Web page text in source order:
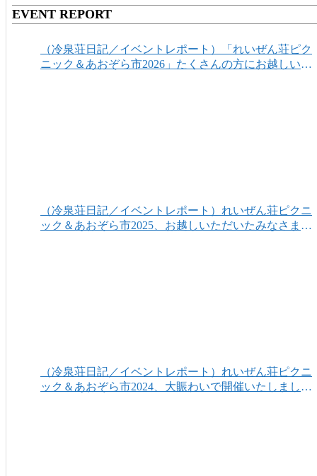
EVENT REPORT
（冷泉荘日記／イベントレポート）「れいぜん荘ピク
ニック＆あおぞら市2026」たくさんの方にお越しいた
（冷泉荘日記／イベントレポート）れいぜん荘ピクニ
ック＆あおぞら市2025、お越しいただいたみなさまあ
（冷泉荘日記／イベントレポート）れいぜん荘ピクニ
ック＆あおぞら市2024、大賑わいで開催いたしまし